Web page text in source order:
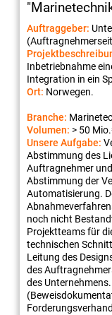
Auftraggeber:
Inbetriebnahme
Integration in ein
Ort: Norwegen.
Branche:
Volumen: > 50
Unsere Aufgabe:
Abstimmung des
Auftragnehmer
Abstimmung der
Automatisierung.
noch nicht
Projektteams für
technischen
Leitung des
des
des